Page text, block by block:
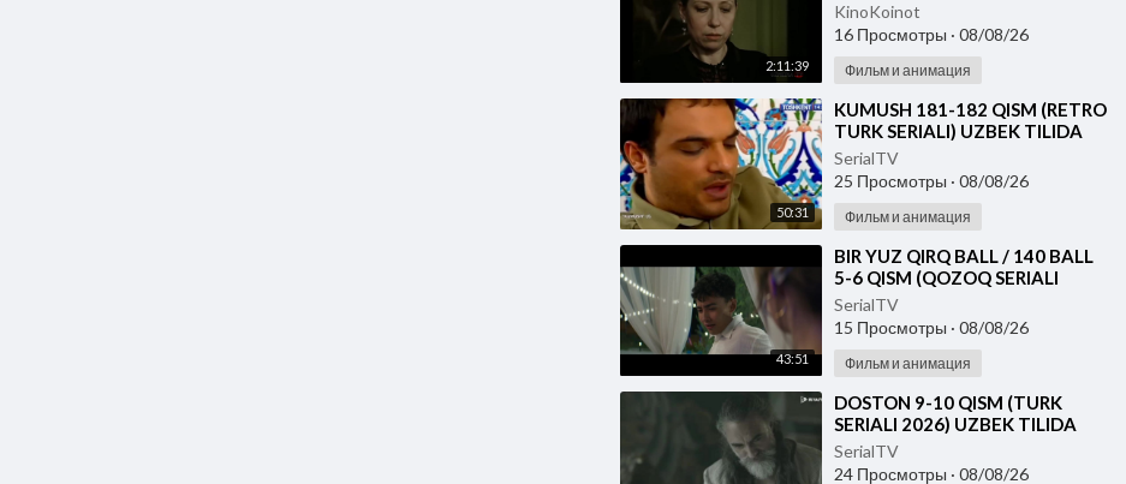
2:11:39
KinoKoinot
16 Просмотры · 08/08/26
Фильм и анимация
50:31
⁣KUMUSH 181-182 QISM (RETRO
TURK SERIALI) UZBEK TILIDA
SerialTV
25 Просмотры · 08/08/26
Фильм и анимация
43:51
⁣⁣BIR YUZ QIRQ BALL / 140 BALL
5-6 QISM (QOZOQ SERIALI
2026) UZBEK TILIDA
SerialTV
15 Просмотры · 08/08/26
Фильм и анимация
⁣DOSTON 9-10 QISM (TURK
SERIALI 2026) UZBEK TILIDA
SerialTV
24 Просмотры · 08/08/26